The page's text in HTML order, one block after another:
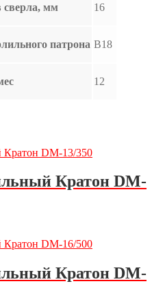
сверла, мм 16
патрона B18
12
Кратон DM-
Кратон DM-